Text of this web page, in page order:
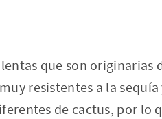
que son originarias
resistentes a la
de cactus, por lo